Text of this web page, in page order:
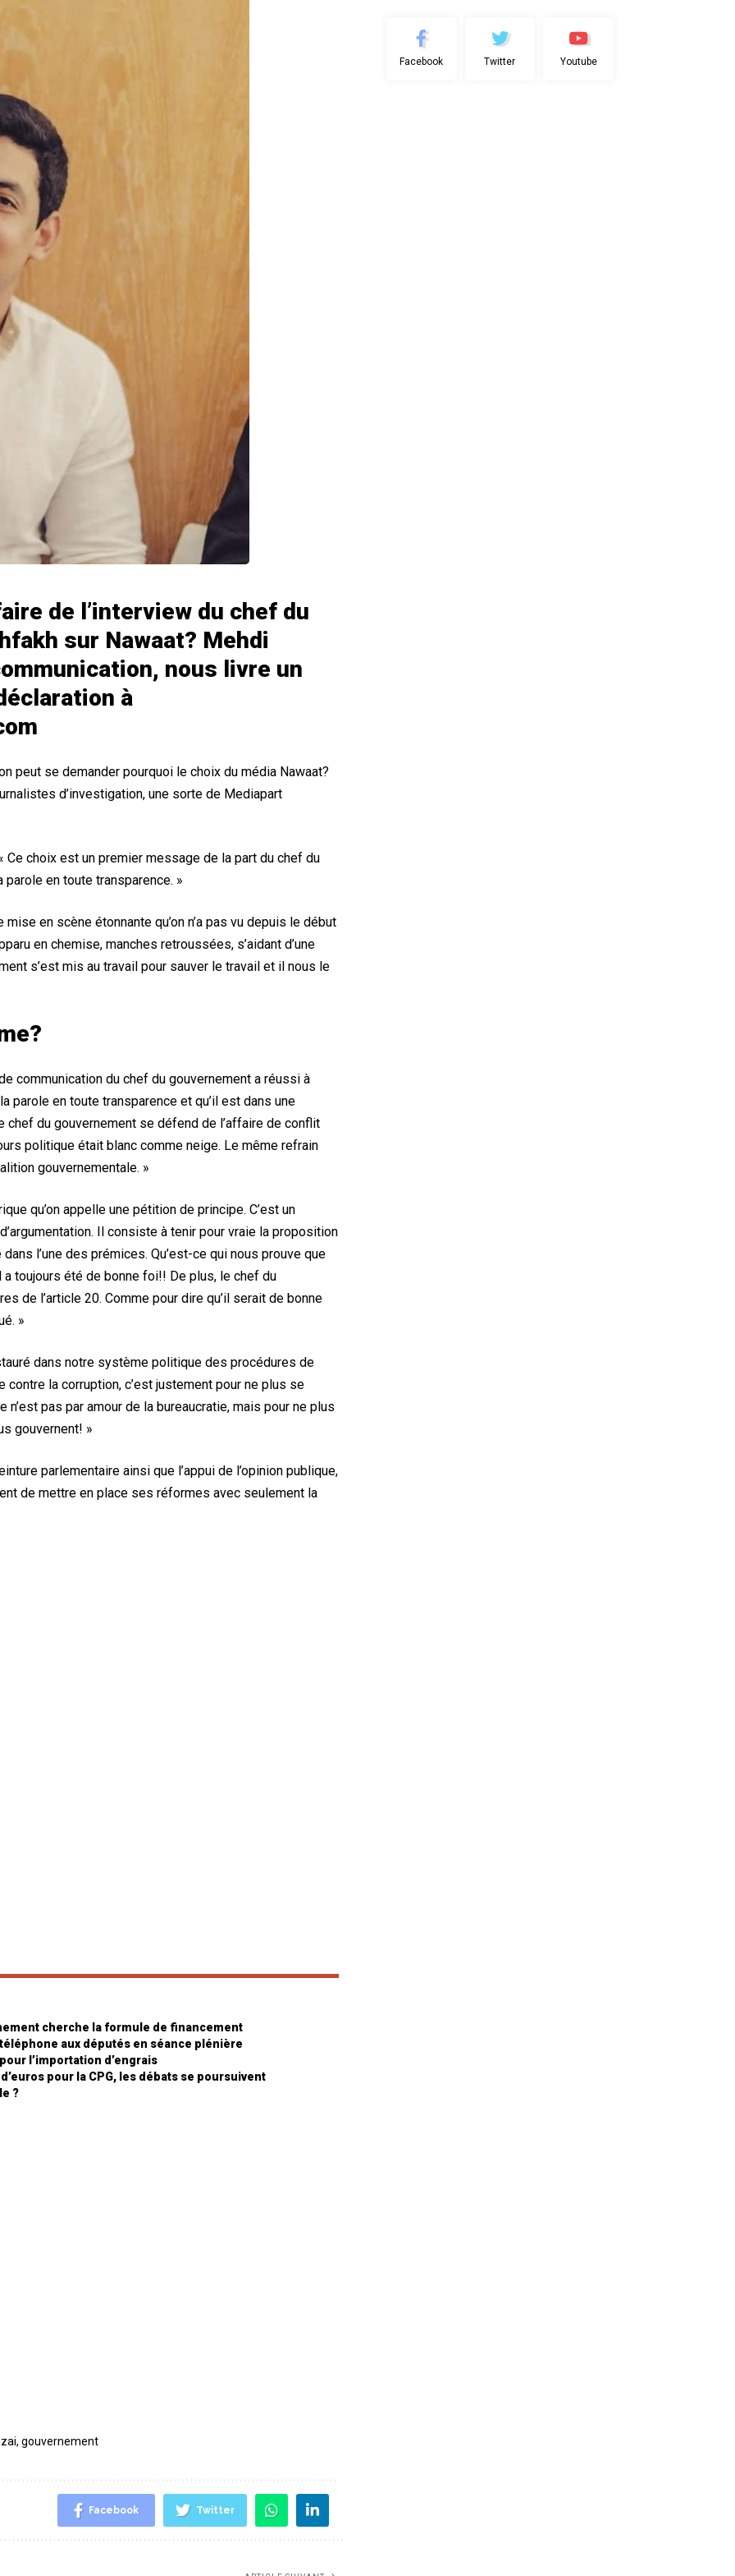
de l’interview du chef du
sur Nawaat? Mehdi
nous livre un
à
peut se demander pourquoi le choix du média Nawaat?
d’investigation, une sorte de Mediapart
Ce choix est un premier message de la part du chef du
parole en toute transparence. »
en scène étonnante qu’on n’a pas vu depuis le début
en chemise, manches retroussées, s’aidant d’une
s’est mis au travail pour sauver le travail et il nous le
communication du chef du gouvernement a réussi à
parole en toute transparence et qu’il est dans une
chef du gouvernement se défend de l’affaire de conflit
politique était blanc comme neige. Le même refrain
gouvernementale. »
qu’on appelle une pétition de principe. C’est un
Il consiste à tenir pour vraie la proposition
l’une des prémices. Qu’est-ce qui nous prouve que
toujours été de bonne foi!! De plus, le chef du
de l’article 20. Comme pour dire qu’il serait de bonne
»
dans notre système politique des procédures de
contre la corruption, c’est justement pour ne plus se
pas par amour de la bureaucratie, mais pour ne plus
gouvernent! »
parlementaire ainsi que l’appui de l’opinion publique,
de mettre en place ses réformes avec seulement la
cherche la formule de financement
aux députés en séance plénière
l’importation d’engrais
pour la CPG, les débats se poursuivent
?
, gouvernement
Facebook Twitter
Facebook Twitter Youtube